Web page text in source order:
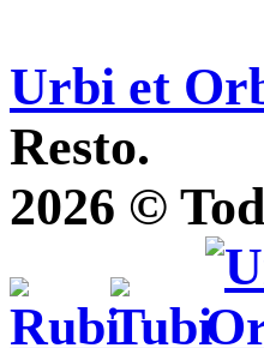
Urbi et
Resto.
2026 ©